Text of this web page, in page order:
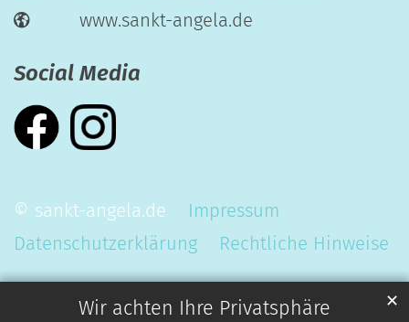
Wir achten Ihre Privatsphäre ✕
www.sankt-angela.de
Social Media
© sankt-angela.de
Impressum
Datenschutzerklärung
Rechtliche Hinweise